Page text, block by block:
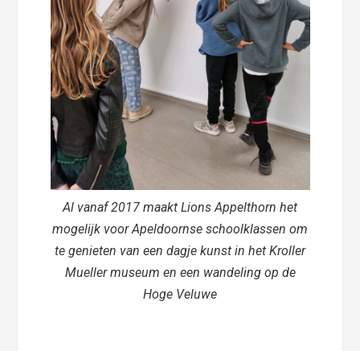
Al vanaf 2017 maakt Lions Appelthorn het
mogelijk voor Apeldoornse schoolklassen om
te genieten van een dagje kunst in het Kroller
Mueller museum en een wandeling op de
Hoge Veluwe